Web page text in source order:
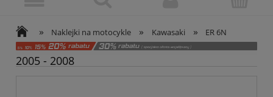
» Naklejki na motocykle » Kawasaki » ER 6N
2005 - 2008